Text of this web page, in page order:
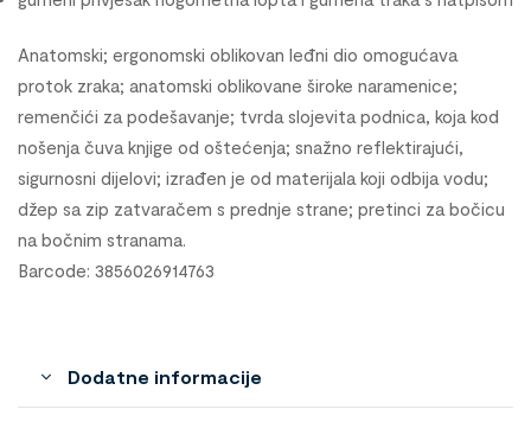
Anatomski; ergonomski oblikovan leđni dio omogućava
protok zraka; anatomski oblikovane široke naramenice;
remenčići za podešavanje; tvrda slojevita podnica, koja kod
nošenja čuva knjige od oštećenja; snažno reflektirajući,
sigurnosni dijelovi; izrađen je od materijala koji odbija vodu;
džep sa zip zatvaračem s prednje strane; pretinci za bočicu
na bočnim stranama.
Barcode: 3856026914763
Dodatne informacije